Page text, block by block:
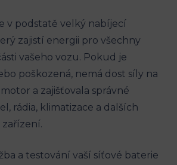
v podstatě velký nabíjecí
zajistí energii pro všechny
vašeho vozu. Pokud je
poškozená, nemá dost síly na
a zajišťovala správné
rádia, klimatizace a dalších
a testování vaší síťové baterie